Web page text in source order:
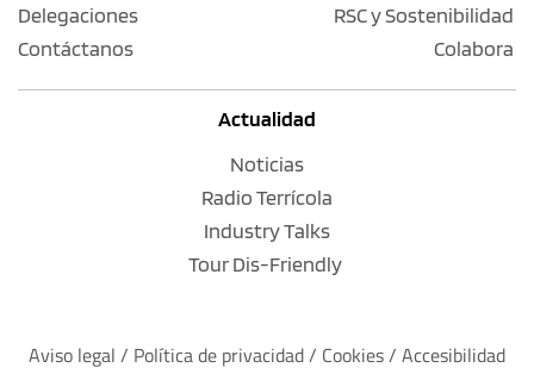
Delegaciones
Contáctanos
RSC y Sostenibilidad
Colabora
Actualidad
Noticias
Radio Terrícola
Industry Talks
Tour Dis-Friendly
Aviso legal / Política de privacidad / Cookies / Accesibilidad